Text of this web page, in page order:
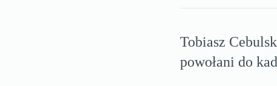
Tobiasz
powołani do